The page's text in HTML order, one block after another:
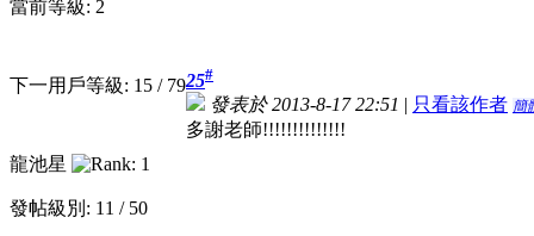
當前等級: 2
下一用戶等級: 15 / 79
龍池星
發帖級別: 11 / 50
25#
發表於 2013-8-17 22:51 | 只看該作者 簡
多謝老師!!!!!!!!!!!!!!